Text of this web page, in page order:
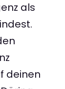
als
deinen